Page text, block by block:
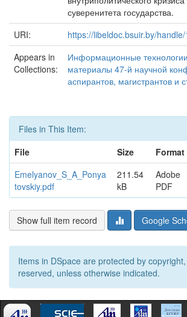
суверенитета государства.
URI:
https://libeldoc.bsuir.by/
Appears in
Collections:
Информационные
материалы 47-й научной
аспирантов, магистрантов и
Files in This Item:
File
Size
Format
Emelyanov_S_A_Ponya
tovskiy.pdf
211.54
kB
Adobe
PDF
Show full item record Google
Items in DSpace are protected by
reserved, unless otherwise indicated.